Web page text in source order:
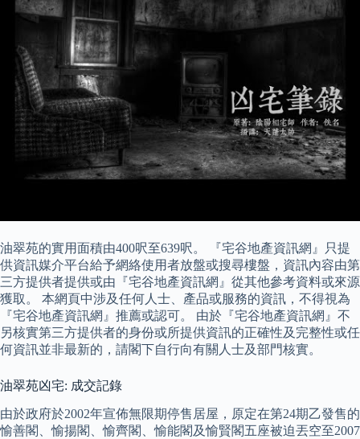
油翠苑的實用面積由400呎至639呎。 『宅谷地產資訊網』只提
供資訊媒介平台給予網絡使用者放盤或搜尋樓盤，資訊內容由第
三方提供者提供或由『宅谷地產資訊網』從其他參考資料或來源
獲取。 本網頁中涉及任何人士、產品或服務的資訊，不得視為
『宅谷地產資訊網』推薦或認可。 由於『宅谷地產資訊網』不
另核實第三方提供者的身份或所提供資訊的正確性及完整性或任
何資訊並非最新的，請閣下自行向有關人士及部門核實。
油翠苑凶宅: 成交記錄
由於政府於2002年宣佈無限期停售居屋，原定在第24期乙發售的
愉善閣、愉揚閣、愉齊閣、愉能閣及愉賢閣五座被迫丟空至2007